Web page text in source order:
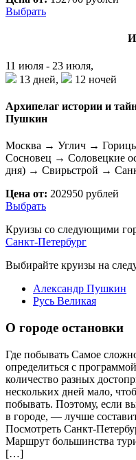
Выбрать
11 июля - 23 июля,
13 дней,
12 ночей
Архипелаг истории и
Пушкин
Москва → Углич →
Сосновец → Соловецкие
дня) → Свирьстрой →
Цена от: 202950 рублей
Выбрать
Круизы со следующими
Санкт-Петербург
Выбирайте круизы на
Александр Пушкин
Русь Великая
О городе остановки
Где побывать Самое
определиться с
количество разных
нескольких дней мало,
побывать. Поэтому, если
в городе, — лучше
Посмотреть Санкт-
Маршрут большинства
[…]